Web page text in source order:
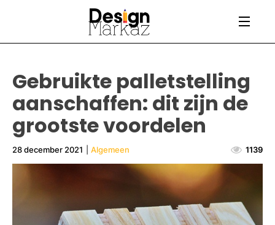
Gebruikte palletstelling
aanschaffen: dit zijn de
grootste voordelen
28 december 2021 Algemeen 1139